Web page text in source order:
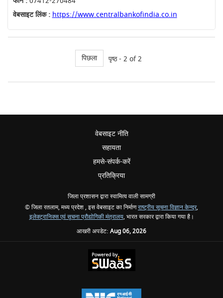
वेबसाइट लिंक : https://www.centralbankofindia.co.in
पिछला पृष्ठ - 2 of 2
वेबसाइट नीति
सहायता
हमसे-संपर्क-करें
प्रतिक्रिया
जिला प्रशासन द्वारा स्वामित्व वाली सामग्री
© जिला रतलाम, मध्य प्रदेश , इस वेबसाइट का निर्माणराष्ट्रीय सूचना विज्ञान केन्द्र,
इलेक्ट्रानिक्स एवं सूचना प्रौद्योगिकी मंत्रालय, भारत सरकार द्वारा किया गया है।
आखरी अपडेट: Aug 06, 2026